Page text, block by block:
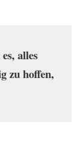
alles
zu hoffen,